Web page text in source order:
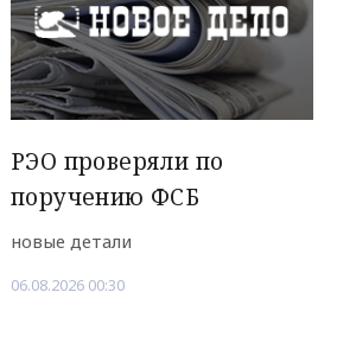
РЭО проверяли по
поручению ФСБ
новые детали
06.08.2026 00:30